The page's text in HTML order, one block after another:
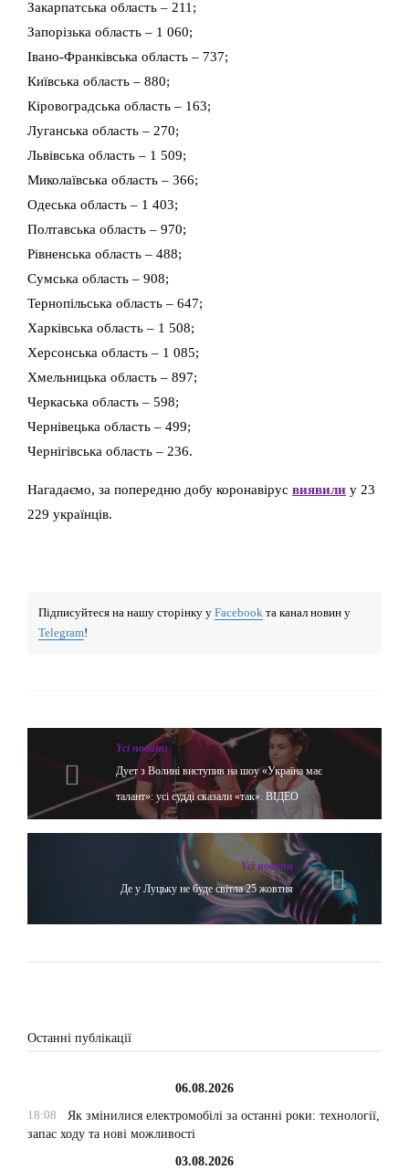
Закарпатська область – 211;
Запорізька область – 1 060;
Івано-Франківська область – 737;
Київська область – 880;
Кіровоградська область – 163;
Луганська область – 270;
Львівська область – 1 509;
Миколаївська область – 366;
Одеська область – 1 403;
Полтавська область – 970;
Рівненська область – 488;
Сумська область – 908;
Тернопільська область – 647;
Харківська область – 1 508;
Херсонська область – 1 085;
Хмельницька область – 897;
Черкаська область – 598;
Чернівецька область – 499;
Чернігівська область – 236.
Нагадаємо, за попередню добу коронавірус виявили у 23
229 українців.
Підписуйтеся на нашу сторінку у Facebook та канал новин у
Telegram!
Yсі новини
Дует з Волині виступив на шоу «Україна має
талант»: усі судді сказали «так». ВІДЕО
Yсі новини
Де у Луцьку не буде світла 25 жовтня
Останні публікації
06.08.2026
18:08
Як змінилися електромобілі за останні роки: технології,
запас ходу та нові можливості
03.08.2026